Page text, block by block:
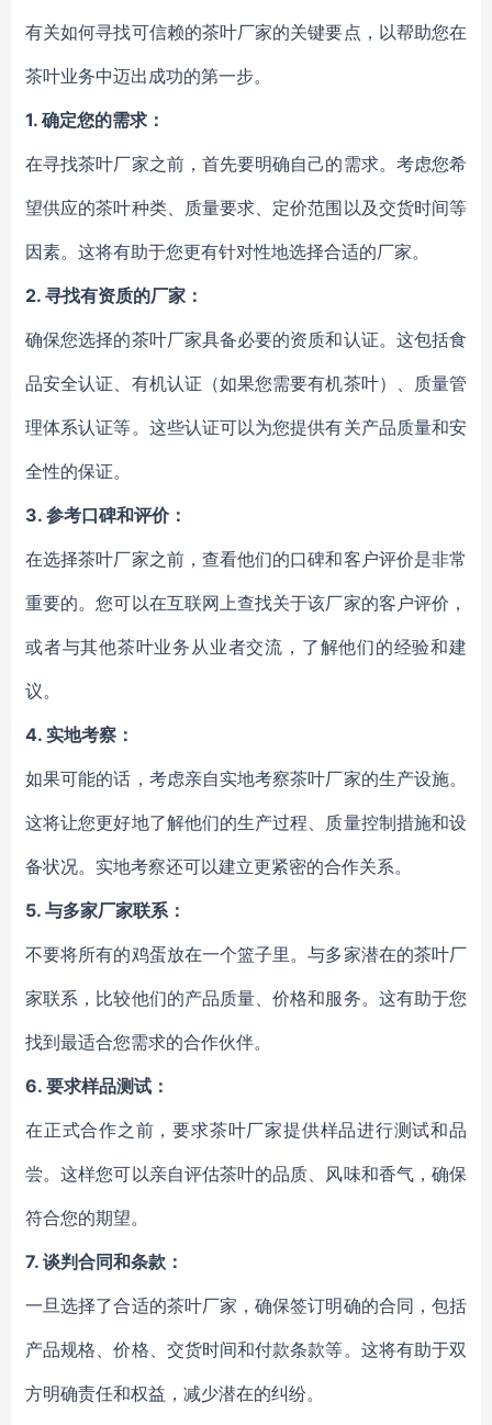
有关如何寻找可信赖的茶叶厂家的关键要点，以帮助您在
茶叶业务中迈出成功的第一步。
1. 确定您的需求：
在寻找茶叶厂家之前，首先要明确自己的需求。考虑您希
望供应的茶叶种类、质量要求、定价范围以及交货时间等
因素。这将有助于您更有针对性地选择合适的厂家。
2. 寻找有资质的厂家：
确保您选择的茶叶厂家具备必要的资质和认证。这包括食
品安全认证、有机认证（如果您需要有机茶叶）、质量管
理体系认证等。这些认证可以为您提供有关产品质量和安
全性的保证。
3. 参考口碑和评价：
在选择茶叶厂家之前，查看他们的口碑和客户评价是非常
重要的。您可以在互联网上查找关于该厂家的客户评价，
或者与其他茶叶业务从业者交流，了解他们的经验和建
议。
4. 实地考察：
如果可能的话，考虑亲自实地考察茶叶厂家的生产设施。
这将让您更好地了解他们的生产过程、质量控制措施和设
备状况。实地考察还可以建立更紧密的合作关系。
5. 与多家厂家联系：
不要将所有的鸡蛋放在一个篮子里。与多家潜在的茶叶厂
家联系，比较他们的产品质量、价格和服务。这有助于您
找到最适合您需求的合作伙伴。
6. 要求样品测试：
在正式合作之前，要求茶叶厂家提供样品进行测试和品
尝。这样您可以亲自评估茶叶的品质、风味和香气，确保
符合您的期望。
7. 谈判合同和条款：
一旦选择了合适的茶叶厂家，确保签订明确的合同，包括
产品规格、价格、交货时间和付款条款等。这将有助于双
方明确责任和权益，减少潜在的纠纷。